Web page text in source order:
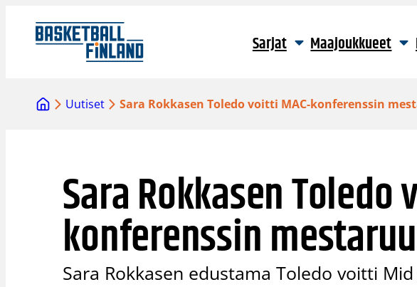
sisältöön
Sarjat Maajoukkueet
Uutiset Sara Rokkasen Toledo voitti MAC-konferenssin
Sara Rokkasen Toledo
konferenssin
Sara Rokkasen edustama Toledo voitti